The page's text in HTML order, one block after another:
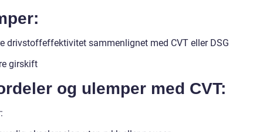
drivstoffeffektivitet sammenlignet med CVT eller DSG
girskift
og ulemper med CVT: